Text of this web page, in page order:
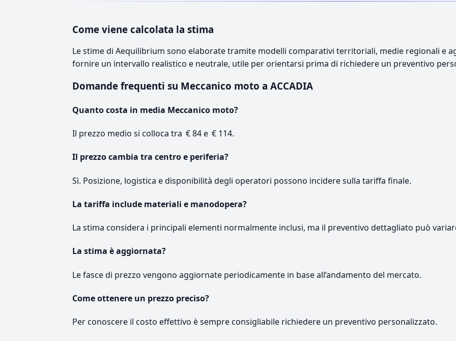
Come viene calcolata la stima
Le stime di Aequilibrium sono elaborate tramite modelli comparativi territoriali, medie regionali e
fornire un intervallo realistico e neutrale, utile per orientarsi prima di richiedere un preventivo
Domande frequenti su Meccanico moto a ACCADIA
Quanto costa in media Meccanico moto?
Il prezzo medio si colloca tra € 84 e € 114.
Il prezzo cambia tra centro e periferia?
Sì. Posizione, logistica e disponibilità degli operatori possono incidere sulla tariffa finale.
La tariffa include materiali e manodopera?
La stima considera i principali elementi normalmente inclusi, ma il preventivo dettagliato può
La stima è aggiornata?
Le fasce di prezzo vengono aggiornate periodicamente in base all’andamento del mercato.
Come ottenere un prezzo preciso?
Per conoscere il costo effettivo è sempre consigliabile richiedere un preventivo personalizzato.